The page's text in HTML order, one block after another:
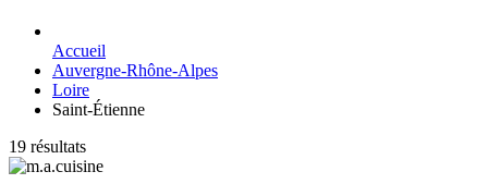
Accueil
Auvergne-Rhône-Alpes
Loire
Saint-Étienne
19 résultats